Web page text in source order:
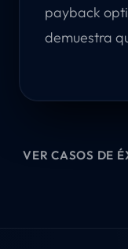
payback
demuestra
VER CASOS DE